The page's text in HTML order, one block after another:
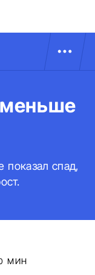
показал спад,
МИН